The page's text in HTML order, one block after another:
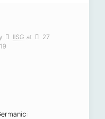
IISG at
27